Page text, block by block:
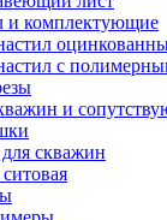
и комплектующие
с
и
скважин